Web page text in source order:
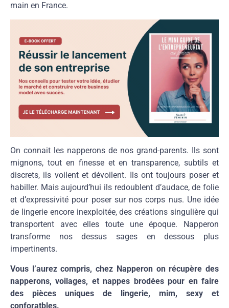
main en France.
On connait les napperons de nos grand-parents. Ils sont
mignons, tout en finesse et en transparence, subtils et
discrets, ils voilent et dévoilent. Ils ont toujours poser et
habiller. Mais aujourd’hui ils redoublent d’audace, de folie
et d’expressivité pour poser sur nos corps nus. Une idée
de lingerie encore inexploitée, des créations singulière qui
transportent avec elles toute une époque. Napperon
transforme nos dessus sages en dessous plus
impertinents.
Vous l’aurez compris, chez Napperon on récupère des
napperons, voilages, et nappes brodées pour en faire
des pièces uniques de lingerie, mim, sexy et
conforatbles.